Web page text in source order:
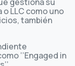
LLC como uno
también
‘’Engaged in